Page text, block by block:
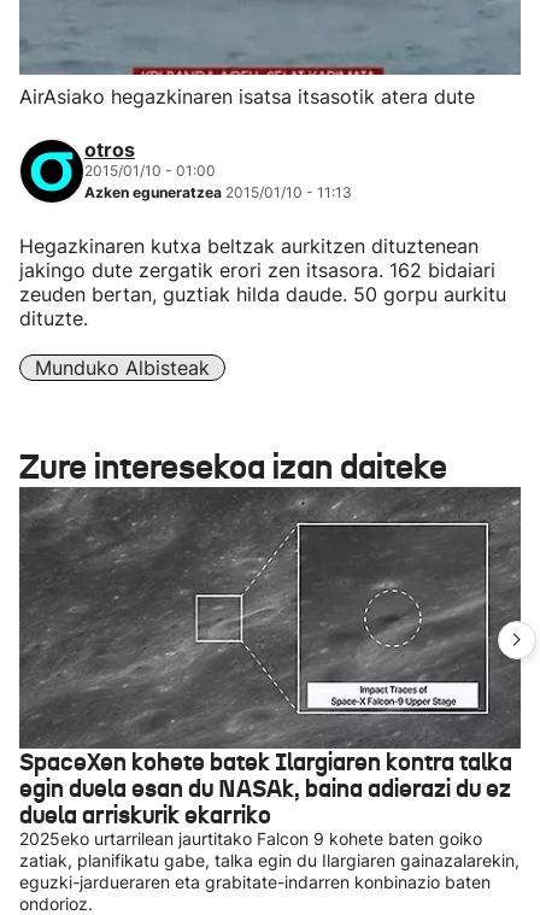
AirAsiako hegazkinaren isatsa itsasotik atera dute
otros
2015/01/10 - 01:00
Azken eguneratzea 2015/01/10 - 11:13
Hegazkinaren kutxa beltzak aurkitzen dituztenean
jakingo dute zergatik erori zen itsasora. 162 bidaiari
zeuden bertan, guztiak hilda daude. 50 gorpu aurkitu
dituzte.
Munduko Albisteak
Zure interesekoa izan daiteke
SpaceXen kohete batek Ilargiaren kontra talka
egin duela esan du NASAk, baina adierazi du ez
duela arriskurik ekarriko
2025eko urtarrilean jaurtitako Falcon 9 kohete baten goiko
zatiak, planifikatu gabe, talka egin du Ilargiaren gainazalarekin,
eguzki-jardueraren eta grabitate-indarren konbinazio baten
ondorioz.